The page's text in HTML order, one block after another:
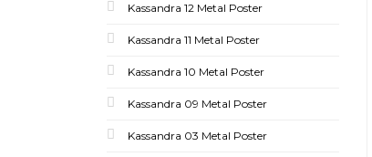
Kassandra 12 Metal Poster
Kassandra 11 Metal Poster
Kassandra 10 Metal Poster
Kassandra 09 Metal Poster
Kassandra 03 Metal Poster